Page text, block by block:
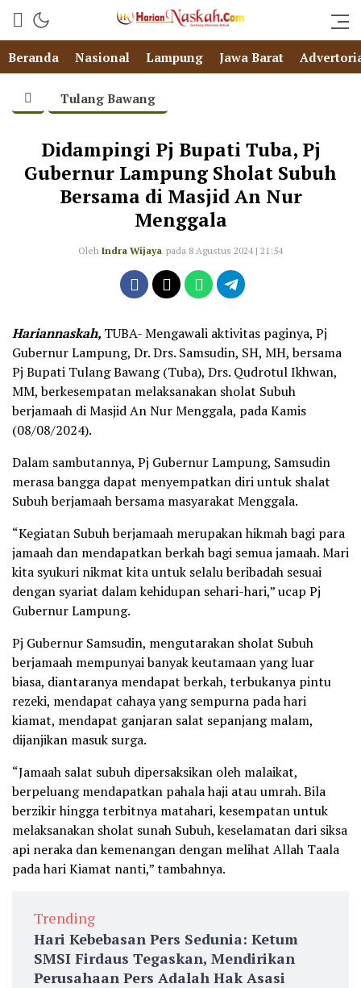
Beranda Nasional Lampung Jawa Barat
Tulang Bawang
Didampingi Pj Bupati Tuba, Pj
Gubernur Lampung Sholat Subuh
Bersama di Masjid An Nur
Menggala
Oleh Indra Wijaya pada 8 Agustus 2024 | 21:54
Hariannaskah, TUBA- Mengawali aktivitas paginya, Pj
Gubernur Lampung, Dr. Drs. Samsudin, SH, MH, bersama
Pj Bupati Tulang Bawang (Tuba), Drs. Qudrotul Ikhwan,
MM, berkesempatan melaksanakan sholat Subuh
berjamaah di Masjid An Nur Menggala, pada Kamis
(08/08/2024).
Dalam sambutannya, Pj Gubernur Lampung, Samsudin
merasa bangga dapat menyempatkan diri untuk shalat
Subuh berjamaah bersama masyarakat Menggala.
“Kegiatan Subuh berjamaah merupakan hikmah bagi para
jamaah dan mendapatkan berkah bagi semua jamaah. Mari
kita syukuri nikmat kita untuk selalu beribadah sesuai
dengan syariat dalam kehidupan sehari-hari,” ucap Pj
Gubernur Lampung.
Pj Gubernur Samsudin, mengutarakan sholat Subuh
berjamaah mempunyai banyak keutamaan yang luar
biasa, diantaranya mendapat berkah, terbukanya pintu
rezeki, mendapat cahaya yang sempurna pada hari
kiamat, mendapat ganjaran salat sepanjang malam,
dijanjikan masuk surga.
“Jamaah salat subuh dipersaksikan oleh malaikat,
berpeluang mendapatkan pahala haji atau umrah. Bila
berzikir hingga terbitnya matahari, kesempatan untuk
melaksanakan sholat sunah Subuh, keselamatan dari siksa
api neraka dan kemenangan dengan melihat Allah Taala
pada hari Kiamat nanti,” tambahnya.
Trending
Hari Kebebasan Pers Sedunia: Ketum
SMSI Firdaus Tegaskan, Mendirikan
Perusahaan Pers Adalah Hak Asasi